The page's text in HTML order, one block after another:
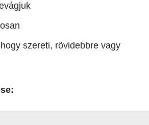
szereti, rövidebbre vagy